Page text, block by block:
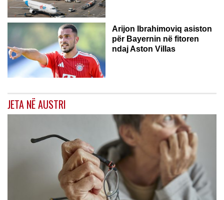
Arijon Ibrahimoviq asiston
për Bayernin në fitoren
ndaj Aston Villas
JETA NË AUSTRI